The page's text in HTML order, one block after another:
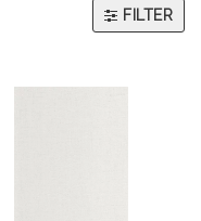
FILTER